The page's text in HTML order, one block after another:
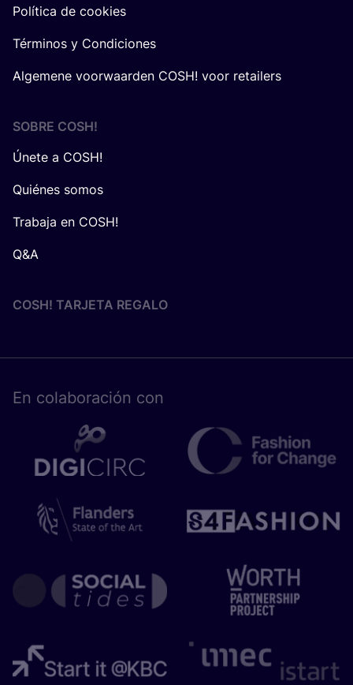
Política de cookies
Términos y Condiciones
Algemene voorwaarden COSH! voor retailers
SOBRE COSH!
Únete a COSH!
Quiénes somos
Trabaja en COSH!
Q&A
COSH! TARJETA REGALO
En cola­bo­ra­ción con